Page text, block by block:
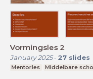
Vormingsles 2
January 2025- 27 slides
Mentorles Middelbare